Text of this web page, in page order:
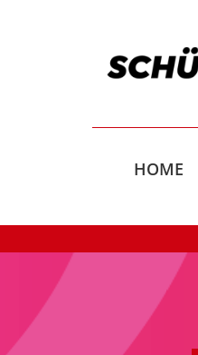
HOME